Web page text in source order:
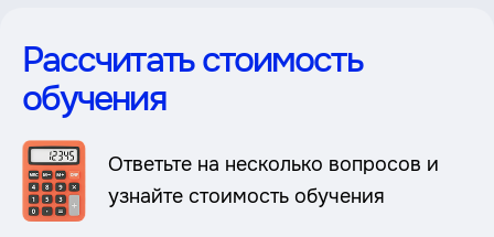
Рассчитать стоимость
обучения
Ответьте на несколько вопросов и
узнайте стоимость обучения